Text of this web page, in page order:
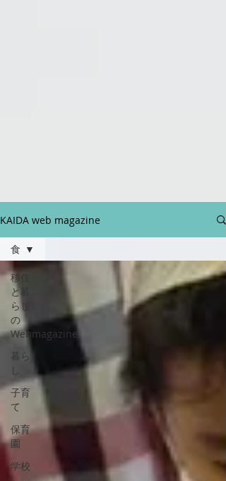
KAIDA web magazine
移住
と暮
らし
の
Webmagazine
暮ら
し
子育
て
保育
園
学校
食